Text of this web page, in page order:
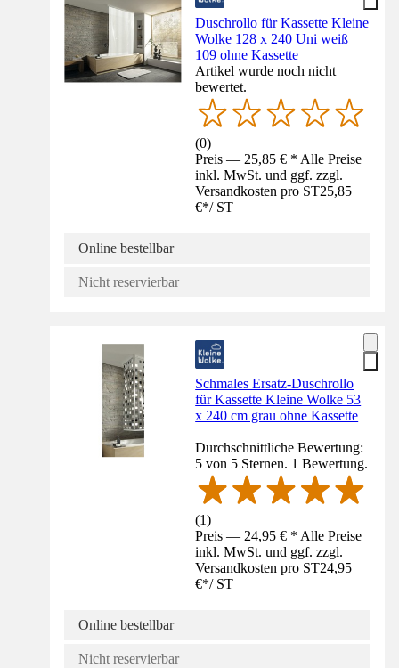
Duschrollo für Kassette Kleine
Wolke 128 x 240 Uni weiß
109 ohne Kassette
Artikel wurde noch nicht
bewertet.
(0)
Preis — 25,85 € * Alle Preise
inkl. MwSt. und ggf. zzgl.
Versandkosten pro ST25,85
€*/ ST
Online bestellbar
Nicht reservierbar
Schmales Ersatz-Duschrollo
für Kassette Kleine Wolke 53
x 240 cm grau ohne Kassette
Durchschnittliche Bewertung:
5 von 5 Sternen. 1 Bewertung.
(1)
Preis — 24,95 € * Alle Preise
inkl. MwSt. und ggf. zzgl.
Versandkosten pro ST24,95
€*/ ST
Online bestellbar
Nicht reservierbar